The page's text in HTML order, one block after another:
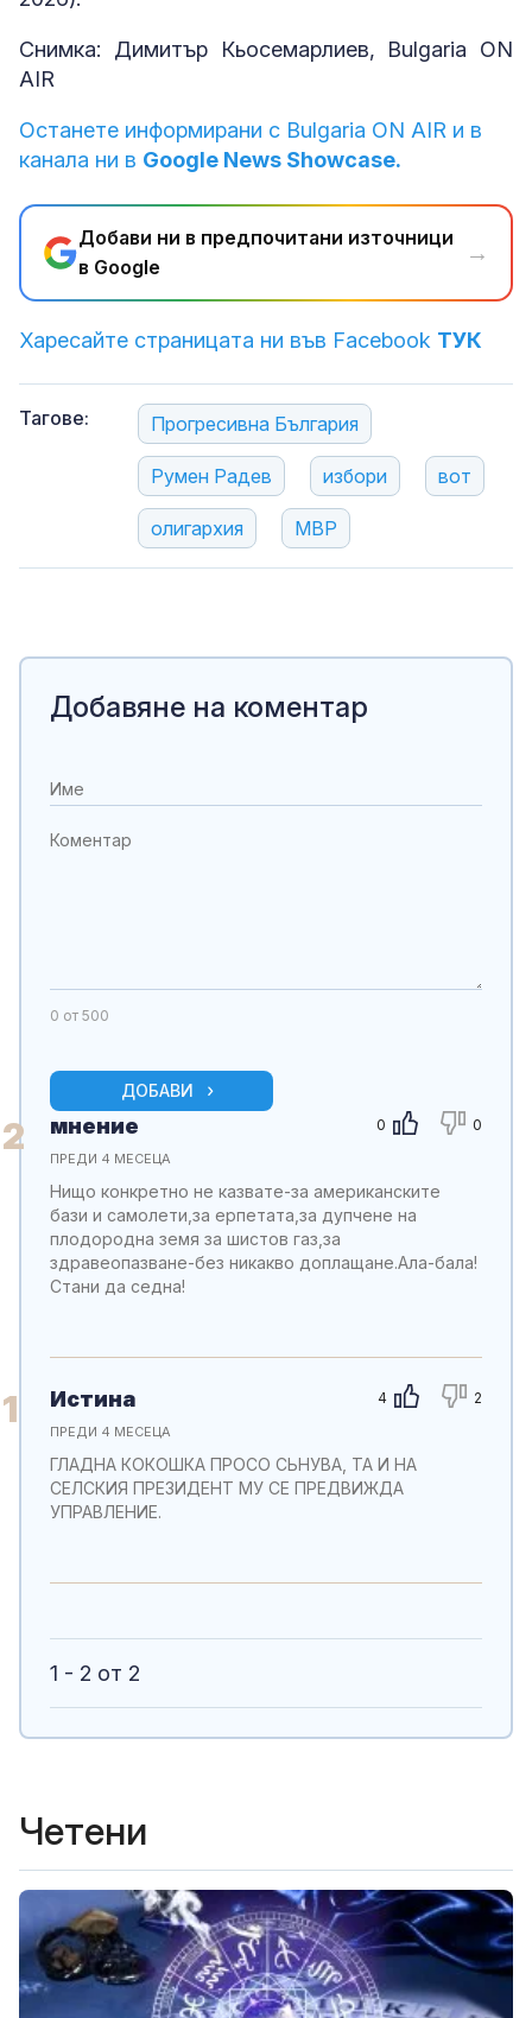
Снимка: Димитър Кьосемарлиев, Bulgaria ON
AIR
Останете информирани с Bulgaria ON AIR и в
канала ни в Google News Showcase.
Добави ни в предпочитани източници
в Google
→
Харесайте страницата ни във Facebook ТУК
Тагове: Прогресивна България
Румен Радев избори вот
олигархия МВР
Добавяне на коментар
0 от 500
ДОБАВИ
2 0 0
мнение
ПРЕДИ 4 МЕСЕЦА
Нищо конкретно не казвате-за американските
бази и самолети,за ерпетата,за дупчене на
плодородна земя за шистов газ,за
здравеопазване-без никакво доплащане.Ала-бала!
Стани да седна!
1 4 2
Истина
ПРЕДИ 4 МЕСЕЦА
ГЛАДНА КОКОШКА ПРОСО СЬНУВА, ТА И НА
СЕЛСКИЯ ПРЕЗИДЕНТ МУ СЕ ПРЕДВИЖДА
УПРАВЛЕНИЕ.
1 - 2 от 2
Четени